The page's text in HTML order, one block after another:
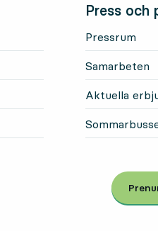
Press och
Pressrum
Samarbeten
Aktuella